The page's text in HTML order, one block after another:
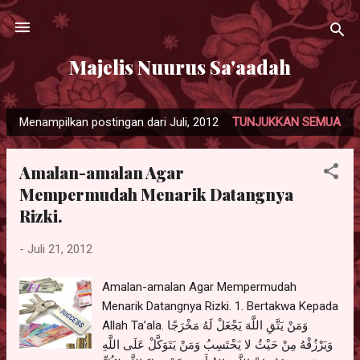
Langsung ke konten utama
Majelis Nuurus Sa'aadah
P
o
Menampilkan postingan dari Juli, 2012 TUNJUKKAN SEMUA
Amalan-amalan Agar
Mempermudah Menarik Datangnya
Rizki.
- Juli 21, 2012
Amalan-amalan Agar Mempermudah
Menarik Datangnya Rizki. 1. Bertakwa Kepada
Allah Ta’ala. وَمَنْ يَتَّقِ اللَّهَ يَجْعَلْ لَهُ مَخْرَجًا
وَيَرْزُقْهُ مِنْ حَيْثُ لا يَحْتَسِبُ وَمَنْ يَتَوَكَّلْ عَلَى اللَّهِ